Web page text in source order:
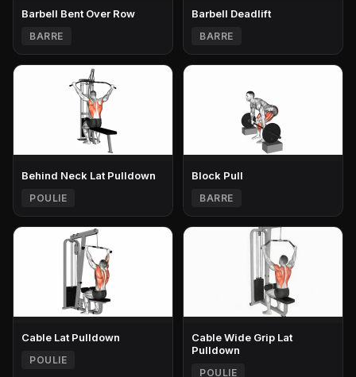
Barbell Bent Over Row
BARRE
Barbell Deadlift
BARRE
Behind Neck Lat Pulldown
POULIE
Block Pull
BARRE
Cable Lat Pulldown
POULIE
Cable Wide Grip Lat
Pulldown
POULIE